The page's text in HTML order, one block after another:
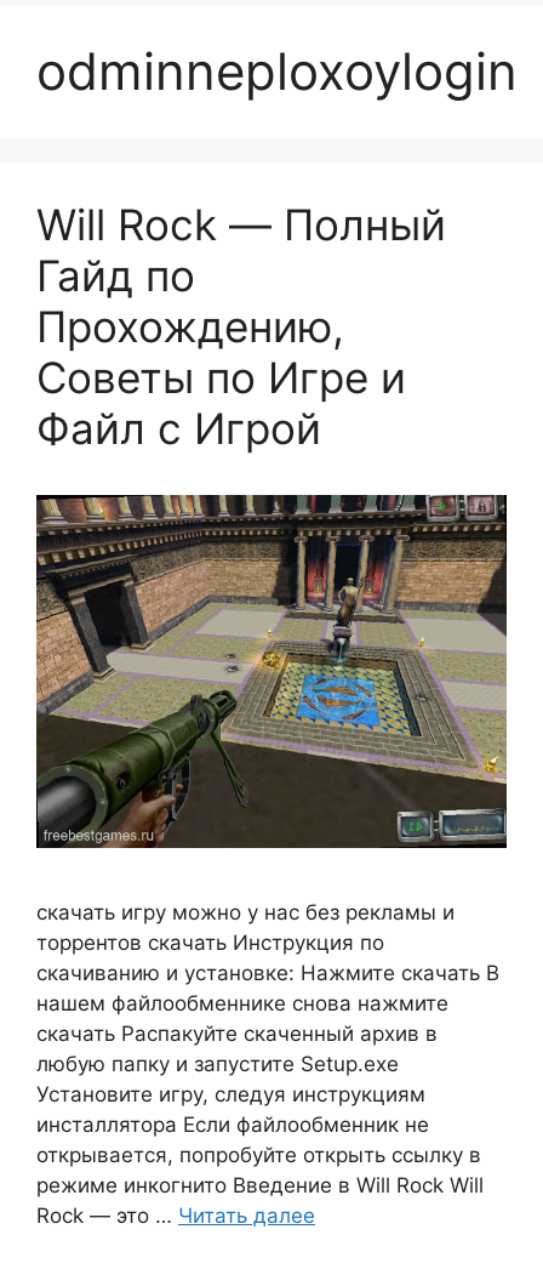
odminneploxoylogin
Will Rock — Полный
Гайд по
Прохождению,
Советы по Игре и
Файл с Игрой
скачать игру можно у нас без рекламы и
торрентов скачать Инструкция по
скачиванию и установке: Нажмите скачать В
нашем файлообменнике снова нажмите
скачать Распакуйте скаченный архив в
любую папку и запустите Setup.exe
Установите игру, следуя инструкциям
инсталлятора Если файлообменник не
открывается, попробуйте открыть ссылку в
режиме инкогнито Введение в Will Rock Will
Rock — это … Читать далее